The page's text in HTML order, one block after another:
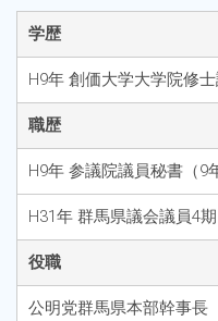
学歴
H9年 創価大学大学院修
職歴
H9年 参議院議員秘書（9
H31年 群馬県議会議員4期
役職
公明党群馬県本部幹事長